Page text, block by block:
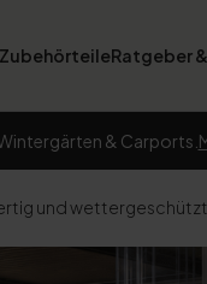
Ratgeber
& Carports.
und